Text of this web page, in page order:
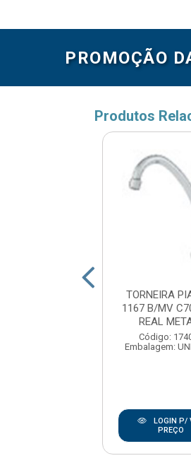
PROMOÇÃO
Produtos
TORNEIRA
1167 B/MV
REAL
Código:
Embalagem:
LOGIN P/
PREÇO